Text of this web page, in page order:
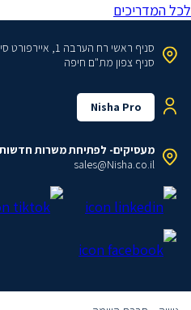
לכל המדריכים
סניף ראשי רח הערבה 1, איירפורט סיטי
סניף צפון מת"ם חיפה
Nisha Pro
מעסיקים- לפתיחת משרות חדשות
sales@Nisha.co.il